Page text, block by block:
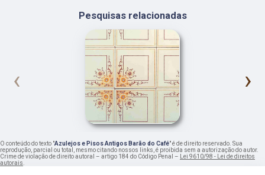
Pesquisas relacionadas
‹ ›
O conteúdo do texto "Azulejos e Pisos Antigos Barão do Café" é de direito reservado. Sua
reprodução, parcial ou total, mesmo citando nossos links, é proibida sem a autorização do autor.
Crime de violação de direito autoral – artigo 184 do Código Penal –
Lei 9610/98 - Lei de direitos
autorais